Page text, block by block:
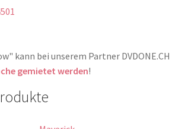
kann bei unserem Partner DVDONE.CH
gemietet werden!